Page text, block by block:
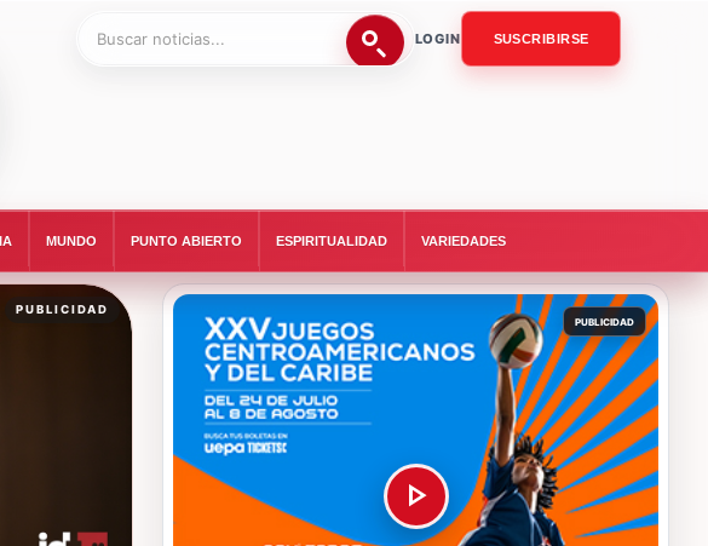
Buscar: LOGIN SUSCRIBIRSE
MUNDO PUNTO ABIERTO ESPIRITUALIDAD VARIEDADES
PUBLICIDAD